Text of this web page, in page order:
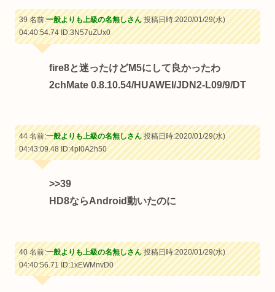
39 名前:一般よりも上級の名無しさん投稿日時:2020/01/29(水)
04:40:54.74ID:3N57uZUx0
fire8と迷ったけどM5にして良かったわ
2chMate 0.8.10.54/HUAWEI/JDN2-L09/9/DT
44 名前:一般よりも上級の名無しさん投稿日時:2020/01/29(水)
04:43:09.48ID:4pl0A2h50
>>39
HD8ならAndroid動いたのに
40 名前:一般よりも上級の名無しさん投稿日時:2020/01/29(水)
04:40:56.71ID:1xEWMnvD0